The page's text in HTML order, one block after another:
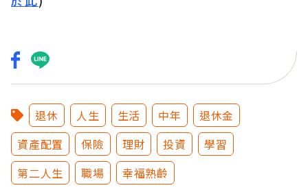
退休 人生 生活 中年
退休金
資產配置
保險 理財 投資
學習
第二人生
職場 幸福熟齡